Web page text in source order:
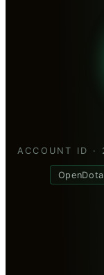
ACCOUNT ID
OpenDota